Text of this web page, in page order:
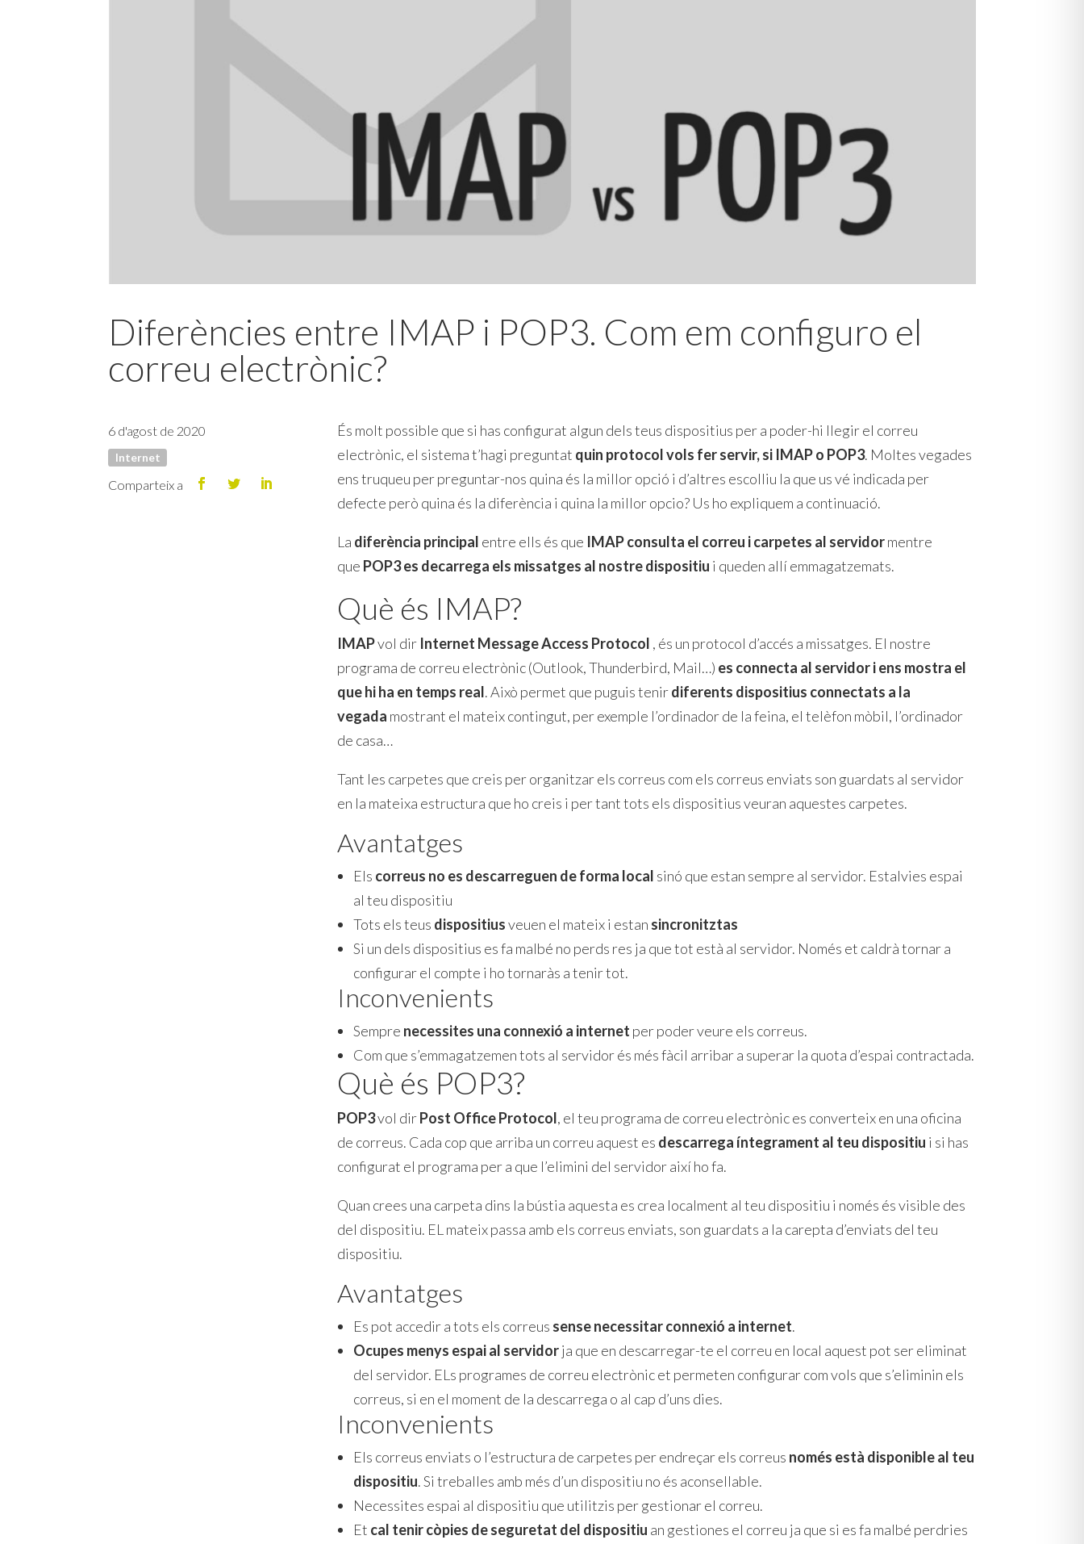
Diferències entre IMAP i POP3. Com em configuro el
correu electrònic?
6 d'agost de 2020
Internet
Comparteix a
És molt possible que si has configurat algun dels teus dispositius per a poder-hi llegir el correu
electrònic, el sistema t’hagi preguntat quin protocol vols fer servir, si IMAP o POP3. Moltes vegades
ens truqueu per preguntar-nos quina és la millor opció i d’altres escolliu la que us vé indicada per
defecte però quina és la diferència i quina la millor opcio? Us ho expliquem a continuació.
La diferència principal entre ells és que IMAP consulta el correu i carpetes al servidormentre
que POP3 es decarrega els missatges al nostre dispositiu i queden allí emmagatzemats.
Què és IMAP?
IMAPvol dir Internet Message Access Protocol , és un protocol d’accés a missatges. El nostre
programa de correu electrònic (Outlook, Thunderbird, Mail…) es connecta al servidor i ens mostra el
que hi ha en temps real. Això permet que puguis tenirdiferents dispositius connectats a la
vegada mostrant el mateix contingut, per exemple l’ordinador de la feina, el telèfon mòbil, l’ordinador
de casa…
Tant les carpetes que creis per organitzar els correus com els correus enviats son guardats al servidor
en la mateixa estructura que ho creis i per tant tots els dispositius veuran aquestes carpetes.
Avantatges
Els correus no es descarreguen de forma local sinó que estan sempre al servidor. Estalvies espai
al teu dispositiu
Tots els teus dispositiusveuen el mateix i estan sincronitztas
Si un dels dispositius es fa malbé no perds res ja que tot està al servidor. Només et caldrà tornar a
configurar el compte i ho tornaràs a tenir tot.
Inconvenients
Sempre necessites una connexió a internet per poder veure els correus.
Com que s’emmagatzemen tots al servidor és més fàcil arribar a superar la quota d’espai contractada.
Què és POP3?
POP3vol dirPost Office Protocol, el teu programa de correu electrònic es converteix en una oficina
de correus. Cada cop que arriba un correu aquest es descarrega íntegrament al teu dispositiu i si has
configurat el programa per a que l’elimini del servidor així ho fa.
Quan crees una carpeta dins la bústia aquesta es crea localment al teu dispositiu i només és visible des
del dispositiu. EL mateix passa amb els correus enviats, son guardats a la carepta d’enviats del teu
dispositiu.
Avantatges
Es pot accedir a tots els correus sense necessitar connexió a internet.
Ocupes menys espai al servidorja que en descarregar-te el correu en local aquest pot ser eliminat
del servidor. ELs programes de correu electrònic et permeten configurar com vols que s’eliminin els
correus, si en el moment de la descarrega o al cap d’uns dies.
Inconvenients
Els correus enviats o l’estructura de carpetes per endreçar els correus només està disponible al teu
dispositiu. Si treballes amb més d’un dispositiu no és aconsellable.
Necessites espai al dispositiu que utilitzis per gestionar el correu.
Et cal tenir còpies de seguretat del dispositiu an gestiones el correu ja que si es fa malbé perdries